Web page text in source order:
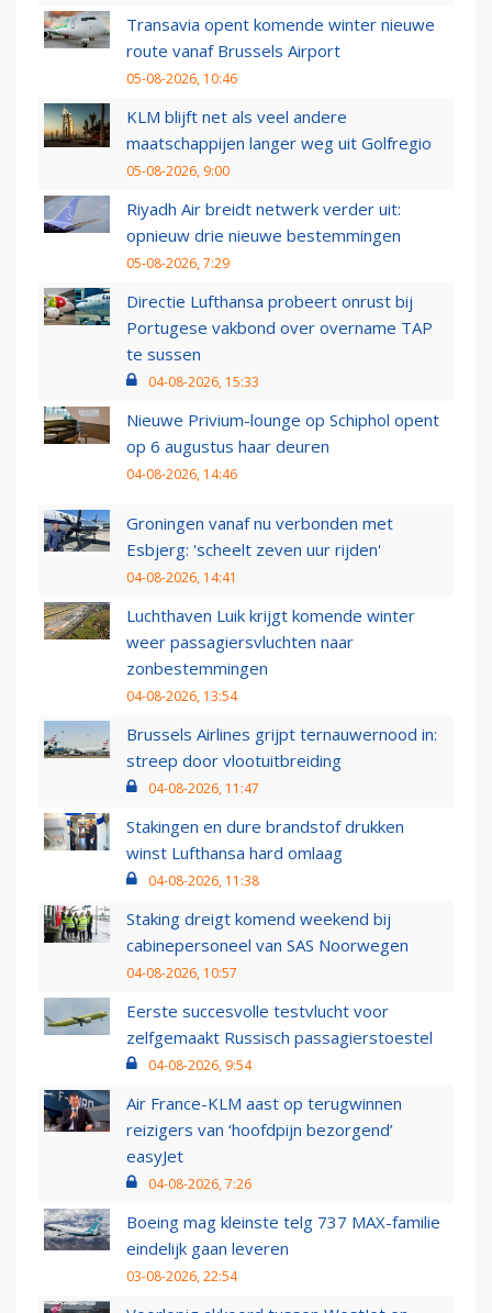
Transavia opent komende winter nieuwe
route vanaf Brussels Airport
05-08-2026, 10:46
KLM blijft net als veel andere
maatschappijen langer weg uit Golfregio
05-08-2026, 9:00
Riyadh Air breidt netwerk verder uit:
opnieuw drie nieuwe bestemmingen
05-08-2026, 7:29
Directie Lufthansa probeert onrust bij
Portugese vakbond over overname TAP
te sussen
04-08-2026, 15:33
Nieuwe Privium-lounge op Schiphol opent
op 6 augustus haar deuren
04-08-2026, 14:46
Groningen vanaf nu verbonden met
Esbjerg: 'scheelt zeven uur rijden'
04-08-2026, 14:41
Luchthaven Luik krijgt komende winter
weer passagiersvluchten naar
zonbestemmingen
04-08-2026, 13:54
Brussels Airlines grijpt ternauwernood in:
streep door vlootuitbreiding
04-08-2026, 11:47
Stakingen en dure brandstof drukken
winst Lufthansa hard omlaag
04-08-2026, 11:38
Staking dreigt komend weekend bij
cabinepersoneel van SAS Noorwegen
04-08-2026, 10:57
Eerste succesvolle testvlucht voor
zelfgemaakt Russisch passagierstoestel
04-08-2026, 9:54
Air France-KLM aast op terugwinnen
reizigers van ‘hoofdpijn bezorgend’
easyJet
04-08-2026, 7:26
Boeing mag kleinste telg 737 MAX-familie
eindelijk gaan leveren
03-08-2026, 22:54